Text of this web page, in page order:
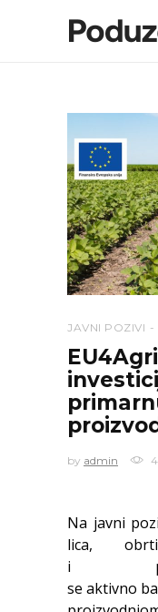
JAVNI POZIVI
by admin
Na javni
lica, obrti/
i
se aktivno